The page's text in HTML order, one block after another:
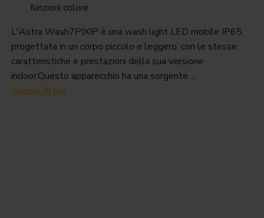
funzioni colore
L'Astra Wash7PIXIP è una wash light LED mobile IP65,
progettata in un corpo piccolo e leggero, con le stesse
caratteristiche e prestazioni della sua versione
indoor.Questo apparecchio ha una sorgente ...
Scopri di più